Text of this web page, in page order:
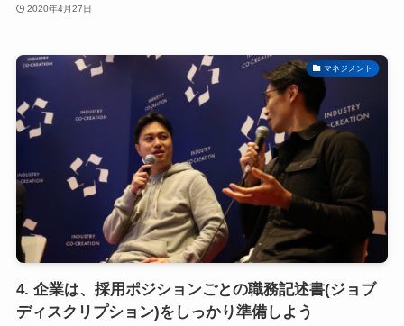
2020年4月27日
マネジメント
4. 企業は、採用ポジションごとの職務記述書(ジョブ
ディスクリプション)をしっかり準備しよう